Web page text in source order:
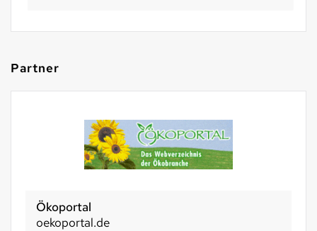
Partner
Ökoportal
oekoportal.de